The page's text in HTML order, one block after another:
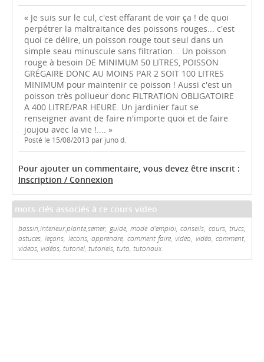
« Je suis sur le cul, c'est effarant de voir ça ! de quoi
perpétrer la maltraitance des poissons rouges... c'est
quoi ce délire, un poisson rouge tout seul dans un
simple seau minuscule sans filtration... Un poisson
rouge à besoin DE MINIMUM 50 LITRES, POISSON
GRÉGAIRE DONC AU MOINS PAR 2 SOIT 100 LITRES
MINIMUM pour maintenir ce poisson ! Aussi c'est un
poisson très pollueur donc FILTRATION OBLIGATOIRE
A 400 LITRE/PAR HEURE. Un jardinier faut se
renseigner avant de faire n'importe quoi et de faire
joujou avec la vie !.... »
Posté le 15/08/2013 par juno d.
Pour ajouter un commentaire, vous devez être inscrit :
Inscription / Connexion
mots-clés associés à ce cours video
bassin,interieur,plante,semer, guide, mode d'emploi, conseils, cours, trucs,
astuces, leçons, lecons, apprendre, comment faire, video, vidéo, comment,
videos, vidéos, tutoriel, tutoriels, tuto, tutoriaux.